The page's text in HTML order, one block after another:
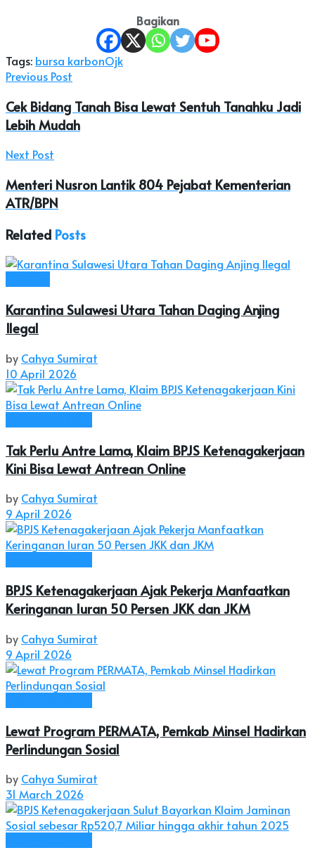
Bagikan
Tags: bursa karbonOjk
Previous Post
Cek Bidang Tanah Bisa Lewat Sentuh Tanahku Jadi
Lebih Mudah
Next Post
Menteri Nusron Lantik 804 Pejabat Kementerian
ATR/BPN
Related Posts
Karantina Sulawesi Utara Tahan Daging Anjing
Ilegal
by Cahya Sumirat
10 April 2026
Tak Perlu Antre Lama, Klaim BPJS Ketenagakerjaan
Kini Bisa Lewat Antrean Online
by Cahya Sumirat
9 April 2026
BPJS Ketenagakerjaan Ajak Pekerja Manfaatkan
Keringanan Iuran 50 Persen JKK dan JKM
by Cahya Sumirat
9 April 2026
Lewat Program PERMATA, Pemkab Minsel Hadirkan
Perlindungan Sosial
by Cahya Sumirat
31 March 2026